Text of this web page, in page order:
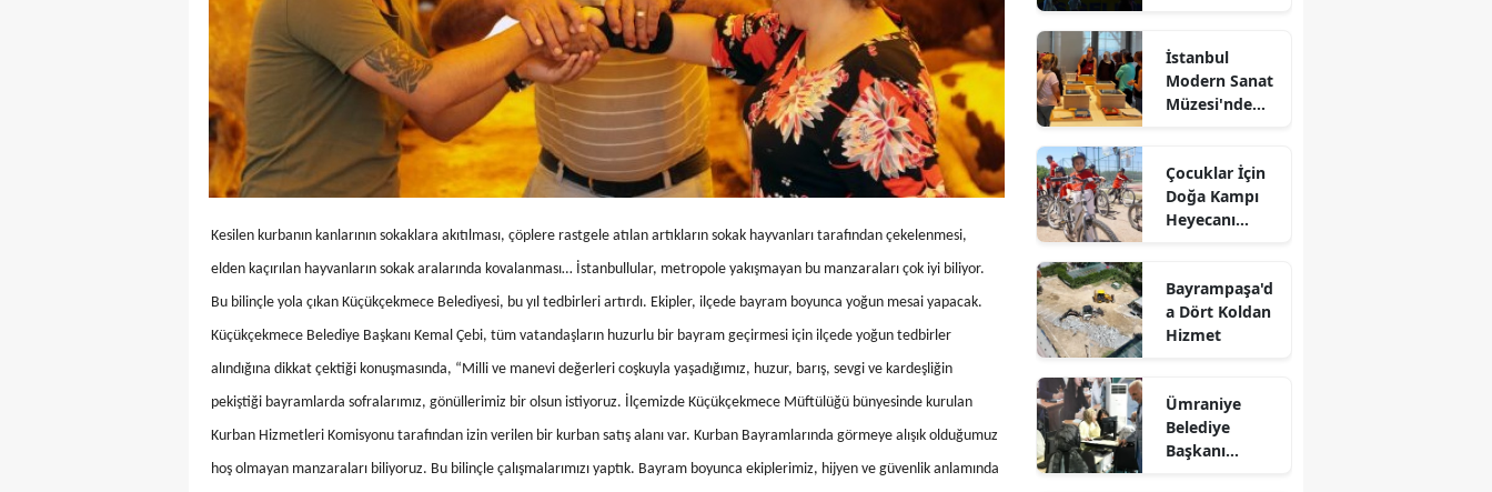
Kesilen kurbanın kanlarının sokaklara akıtılması, çöplere rastgele atılan artıkların sokak hayvanları tarafından çekelenmesi,
elden kaçırılan hayvanların sokak aralarında kovalanması… İstanbullular, metropole yakışmayan bu manzaraları çok iyi biliyor.
Bu bilinçle yola çıkan Küçükçekmece Belediyesi, bu yıl tedbirleri artırdı. Ekipler, ilçede bayram boyunca yoğun mesai yapacak.
Küçükçekmece Belediye Başkanı Kemal Çebi, tüm vatandaşların huzurlu bir bayram geçirmesi için ilçede yoğun tedbirler
alındığına dikkat çektiği konuşmasında, “Milli ve manevi değerleri coşkuyla yaşadığımız, huzur, barış, sevgi ve kardeşliğin
pekiştiği bayramlarda sofralarımız, gönüllerimiz bir olsun istiyoruz. İlçemizde Küçükçekmece Müftülüğü bünyesinde kurulan
Kurban Hizmetleri Komisyonu tarafından izin verilen bir kurban satış alanı var. Kurban Bayramlarında görmeye alışık olduğumuz
hoş olmayan manzaraları biliyoruz. Bu bilinçle çalışmalarımızı yaptık. Bayram boyunca ekiplerimiz, hijyen ve güvenlik anlamında
İstanbul
Modern Sanat
Müzesi'nde
Dönüşüyor
Çocuklar İçin
Doğa Kampı
Heyecanı
Bayrampaşa'd
a Dört Koldan
Hizmet
Ümraniye
Belediye
Başkanı